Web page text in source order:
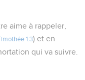
aime à rappeler,
1.3) et en
qui va suivre.